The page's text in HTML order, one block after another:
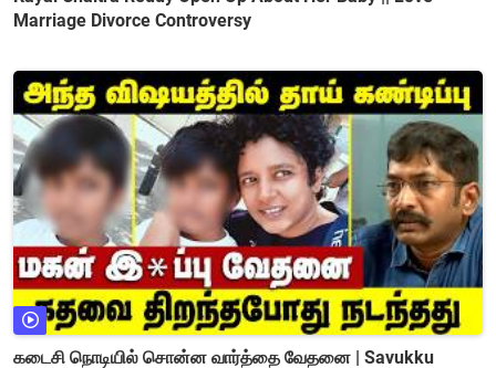
Marriage Divorce Controversy
கடைசி நொடியில் சொன்ன வார்த்தை வேதனை | Savukku